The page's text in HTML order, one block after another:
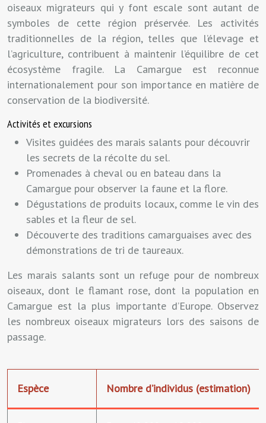
oiseaux migrateurs qui y font escale sont autant de
symboles de cette région préservée. Les activités
traditionnelles de la région, telles que l’élevage et
l’agriculture, contribuent à maintenir l’équilibre de cet
écosystème fragile. La Camargue est reconnue
internationalement pour son importance en matière de
conservation de la biodiversité.
Activités et excursions
Visites guidées des marais salants pour découvrir
les secrets de la récolte du sel.
Promenades à cheval ou en bateau dans la
Camargue pour observer la faune et la flore.
Dégustations de produits locaux, comme le vin des
sables et la fleur de sel.
Découverte des traditions camarguaises avec des
démonstrations de tri de taureaux.
Les marais salants sont un refuge pour de nombreux
oiseaux, dont le flamant rose, dont la population en
Camargue est la plus importante d’Europe. Observez
les nombreux oiseaux migrateurs lors des saisons de
passage.
Espèce Nombre d’individus (estimation)